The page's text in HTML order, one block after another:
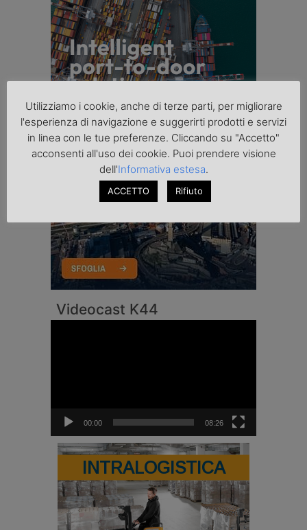
Videocast K44
00:00 08:26
INTRALOGISTICA
Utilizziamo i cookie, anche di terze parti, per migliorare
l'esperienza di navigazione e suggerirti prodotti e servizi
in linea con le tue preferenze. Cliccando su "Accetto"
acconsenti all'uso dei cookie. Puoi prendere visione
dell'Informativa estesa.
ACCETTO Rifiuto